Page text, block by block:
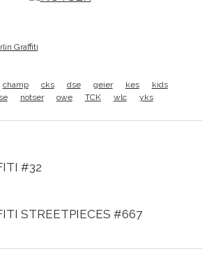
Graffiti
champ cks dse geier kes
kids
notser owe TCK wlc yks
#32
STREETPIECES #667